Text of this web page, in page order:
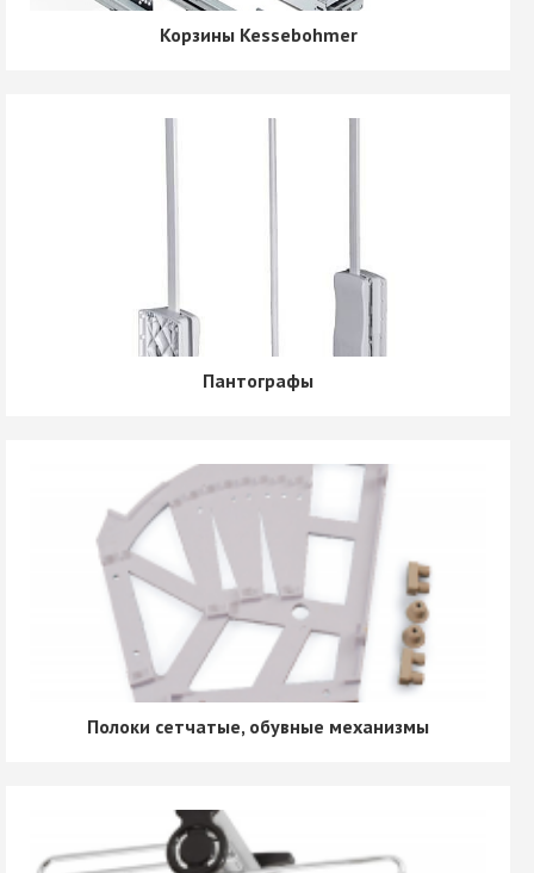
Корзины Kessebohmer
Пантографы
Полоки сетчатые, обувные механизмы